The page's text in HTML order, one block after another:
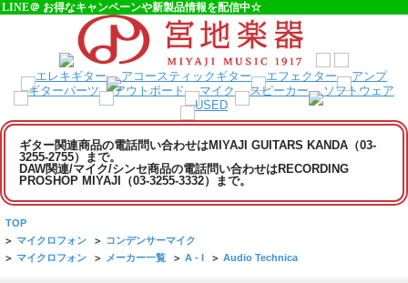
LINE＠ お得なキャンペーンや新製品情報を配信中☆
ギター関連商品の電話問い合わせはMIYAJI GUITARS KANDA（03-
3255-2755）まで。
DAW関連/マイク/シンセ商品の電話問い合わせはRECORDING
PROSHOP MIYAJI（03-3255-3332）まで。
TOP
> マイクロフォン > コンデンサーマイク
> マイクロフォン > メーカー一覧 > A - I > Audio Technica